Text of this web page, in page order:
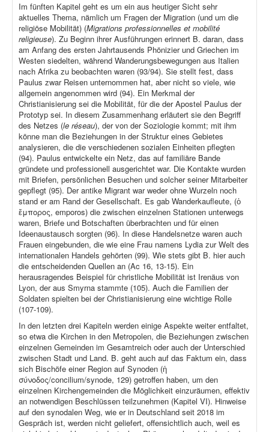
Im fünften Kapitel geht es um ein aus heutiger Sicht sehr
aktuelles Thema, nämlich um Fragen der Migration (und um die
religiöse Mobilität) (Migrations professionnelles et mobilité
religieuse). Zu Beginn ihrer Ausführungen erinnert B. daran, dass
am Anfang des ersten Jahrtausends Phönizier und Griechen im
Westen siedelten, während Wanderungsbewegungen aus Italien
nach Afrika zu beobachten waren (93/94). Sie stellt fest, dass
Paulus zwar Reisen unternommen hat, aber nicht so viele, wie
allgemein angenommen wird (94). Ein Merkmal der
Christianisierung sei die Mobilität, für die der Apostel Paulus der
Prototyp sei. In diesem Zusammenhang erläutert sie den Begriff
des Netzes (le réseau), der von der Soziologie kommt; mit ihm
könne man die Beziehungen in der Struktur eines Gebietes
analysieren, die die verschiedenen sozialen Einheiten pflegten
(94). Paulus entwickelte ein Netz, das auf familiäre Bande
gründete und professionell ausgerichtet war. Die Kontakte wurden
mit Briefen, persönlichen Besuchen und solcher seiner Mitarbeiter
gepflegt (95). Der antike Migrant war weder ohne Wurzeln noch
stand er am Rand der Gesellschaft. Es gab Wanderkaufleute, (ὁ
ἔμπορος, emporos) die zwischen einzelnen Stationen unterwegs
waren, Briefe und Botschaften überbrachten und für einen
Ideenaustausch sorgten (96). In diese Handelsnetze waren auch
Frauen eingebunden, die wie eine Frau namens Lydia zur Welt des
internationalen Handels gehörten (99). Wie stets gibt B. hier auch
die entscheidenden Quellen an (Ac 16, 13-15). Ein
herausragendes Beispiel für christliche Mobilität ist Irenäus von
Lyon, der aus Smyrna stammte (105). Auch die Familien der
Soldaten spielten bei der Christianisierung eine wichtige Rolle
(107-109).
In den letzten drei Kapiteln werden einige Aspekte weiter entfaltet,
so etwa die Kirchen in den Metropolen, die Beziehungen zwischen
einzelnen Gemeinden im Gesamtreich oder auch der Unterschied
zwischen Stadt und Land. B. geht auch auf das Faktum ein, dass
sich Bischöfe einer Region auf Synoden (ἡ
σύνοδος/concilium/synode, 129) getroffen haben, um den
einzelnen Kirchengemeinden die Möglichkeit einzuräumen, effektiv
an notwendigen Beschlüssen teilzunehmen (Kapitel VI). Hinweise
auf den synodalen Weg, wie er in Deutschland seit 2018 im
Gespräch ist, werden nicht geliefert, offensichtlich auch, weil es